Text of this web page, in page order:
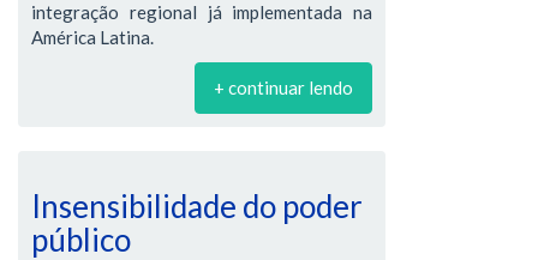
integração regional já implementada na
América Latina.
+ continuar lendo
Insensibilidade do poder
público